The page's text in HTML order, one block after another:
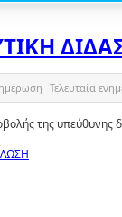
Τελευταία
της υπεύθυνης